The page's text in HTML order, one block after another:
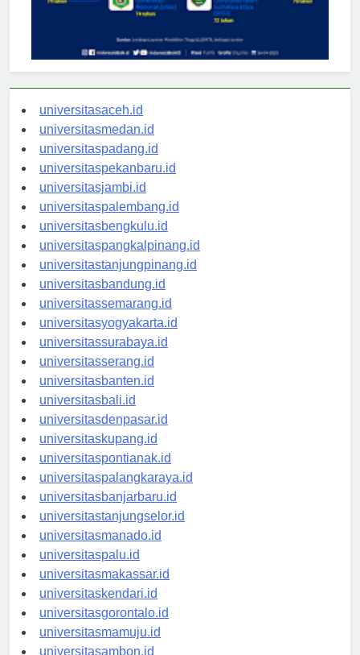
universitasaceh.id
universitasmedan.id
universitaspadang.id
universitaspekanbaru.id
universitasjambi.id
universitaspalembang.id
universitasbengkulu.id
universitaspangkalpinang.id
universitastanjungpinang.id
universitasbandung.id
universitassemarang.id
universitasyogyakarta.id
universitassurabaya.id
universitasserang.id
universitasbanten.id
universitasbali.id
universitasdenpasar.id
universitaskupang.id
universitaspontianak.id
universitaspalangkaraya.id
universitasbanjarbaru.id
universitastanjungselor.id
universitasmanado.id
universitaspalu.id
universitasmakassar.id
universitaskendari.id
universitasgorontalo.id
universitasmamuju.id